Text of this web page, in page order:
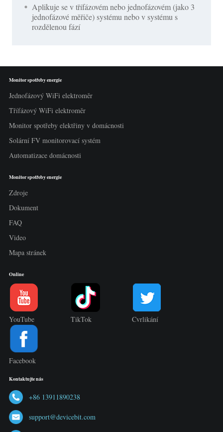
Aplikuje se v třífázovém nebo jednofázovém (jako 3
jednofázové měřiče) systému nebo v systému s
rozdělenou fází
Monitor spotřeby energie
Jednofázový WiFi elektroměr
Třífázový WiFi elektroměr
Monitor spotřeby elektřiny v domácnosti
Solární FV monitorovací systém
Automatizace domácnosti
Monitor spotřeby energie
Zdroje
Dokument
FAQ
Video
Mapa stránek
Online
YouTube TikTok Cvrlikání
Facebook
Kontaktujte nás
+86 13911890238
support@devicebit.com